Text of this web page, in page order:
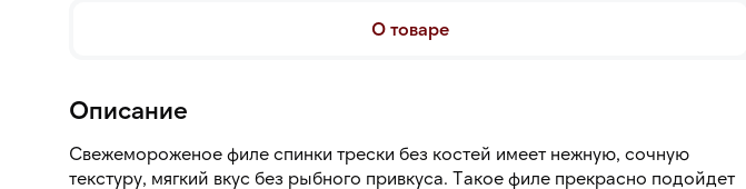
О товаре
Описание
Свежемороженое филе спинки трески без костей имеет нежную, сочную
текстуру, мягкий вкус без рыбного привкуса. Такое филе прекрасно подойдет